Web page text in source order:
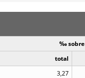
‰ sobre
total
3,27